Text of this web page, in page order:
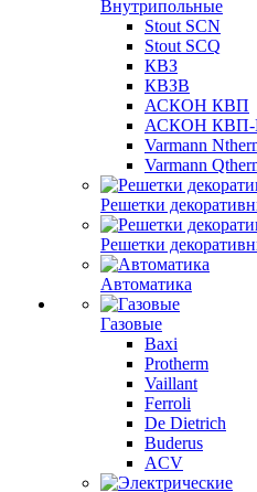
Внутрипольные
Stout SCN
Stout SCQ
КВЗ
КВЗВ
АСКОН КВП
АСКОН КВП-
Varmann
Varmann
Решетки
Решетки
Автоматика
Газовые
Baxi
Protherm
Vaillant
Ferroli
De Dietrich
Buderus
ACV